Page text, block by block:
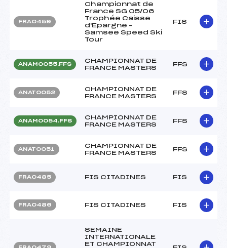
FRA0459
Championnat de
France SG 05/06
Trophée Caisse
d'Epargne –
Samsee Speed Ski
Tour
FIS
ANAM0055.FFS
CHAMPIONNAT DE
FRANCE MASTERS
FFS
ANAT0052
CHAMPIONNAT DE
FRANCE MASTERS
FFS
ANAM0054.FFS
CHAMPIONNAT DE
FRANCE MASTERS
FFS
ANAT0051
CHAMPIONNAT DE
FRANCE MASTERS
FFS
FRA0485 FIS CITADINES FIS
FRA0486 FIS CITADINES FIS
SEMAINE
INTERNATIONALE
ET CHAMPIONNAT